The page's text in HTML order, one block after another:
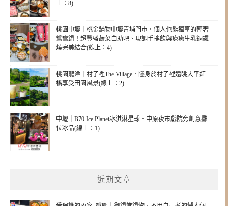
上：8)
桃園中壢｜桃金鍋物中壢青埔門市．個人也能獨享的輕奢
鴛鴦鍋！超豐盛蔬菜自助吧、現調手搖飲與療癒生乳銅鑼
燒完美結合(線上：4)
桃園龍潭｜村子裡The Village．隱身於村子裡遠眺大平紅
橋享受田園風景(線上：2)
中壢｜B70 Ice Planet冰淇淋星球．中原夜市戲院旁創意攤
位冰品(線上：1)
近期文章